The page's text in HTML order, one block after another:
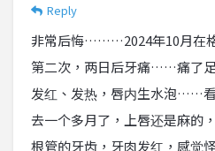
Reply
非常后悔………2024年10月在
第二次，两日后牙痛……痛了
发红、发热，唇内生水泡……
去一个多月了，上唇还是麻的
根管的牙齿，牙肉发红，感